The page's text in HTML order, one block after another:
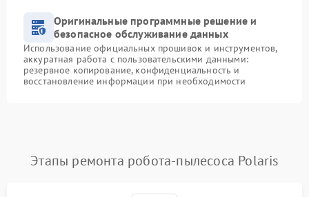
Оригинальные программные решение и
безопасное обслуживание данных
Использование официальных прошивок и инструментов,
аккуратная работа с пользовательскими данными:
резервное копирование, конфиденциальность и
восстановление информации при необходимости
Этапы ремонта робота-пылесоса Polaris